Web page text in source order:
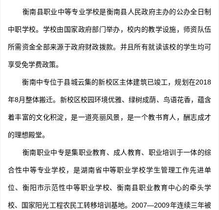
衡南县职业中等专业学校是衡南县人民政府主办的公办全日制
中职学校。学校由国家政府部门举办，校内的教学设施，师资队伍
所需资金全部来源于政府财政拨款。并且所有就读该校的学生均可
享受免学费政策。
衡南中专位于县城云集的新校区主体建筑已竣工，规划在2018
年8月整体搬迁。新校区校园环境优雅、绿树成荫、鸟语花香，蕴含
着丰富的文化积淀，是一道亮丽风景，是一个教书育人，酬志成才
的理想殿堂。
衡南职业中专是集职业教育、成人教育、职业培训于一体的综
合性中等专业学校，是湖南省中等职业学校学生管理工作先进单
位、衡阳市示范性中等职业学校、衡南县职业教育中心的牵头学
校、国家阳光工程农民工转移培训基地。2007—2009年连续三年被